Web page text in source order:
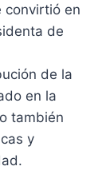
convirtió en
de
de la
en la
también
y